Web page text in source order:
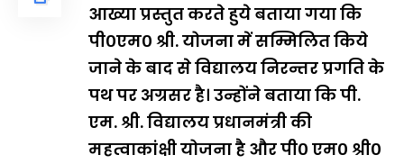
आख्या प्रस्तुत करते हुये बताया गया कि
पी०एम० श्री. योजना में सम्मिलित किये
जाने के बाद से विद्यालय निरन्तर प्रगति के
पथ पर अग्रसर है। उन्होंने बताया कि पी.
एम. श्री. विद्यालय प्रधानमंत्री की
महत्वाकांक्षी योजना है और पी० एम० श्री०